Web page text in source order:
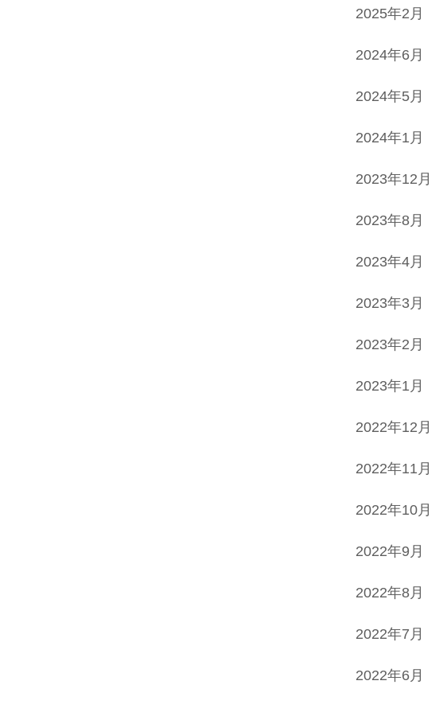
2025年2月
2024年6月
2024年5月
2024年1月
2023年12月
2023年8月
2023年4月
2023年3月
2023年2月
2023年1月
2022年12月
2022年11月
2022年10月
2022年9月
2022年8月
2022年7月
2022年6月